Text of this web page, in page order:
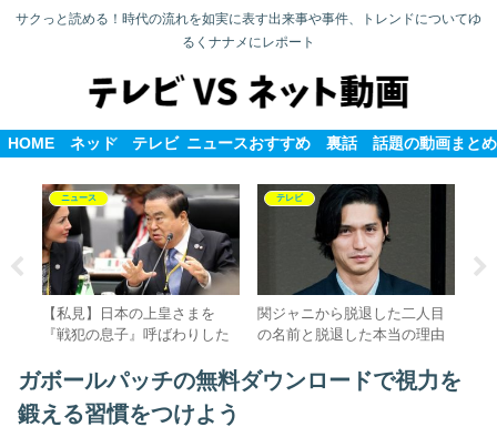
サクっと読める！時代の流れを如実に表す出来事や事件、トレンドについてゆ
るくナナメにレポート
HOME ネット テレビ ニュースおすすめ 裏話 話題の動画まとめ
ニュース
【私見】日本の上皇さまを
『戦犯の息子』呼ばわりした
テレビ
関ジャニから脱退した二人目
の名前と脱退した本当の理由
ガボールパッチの無料ダウンロードで視力を
鍛える習慣をつけよう